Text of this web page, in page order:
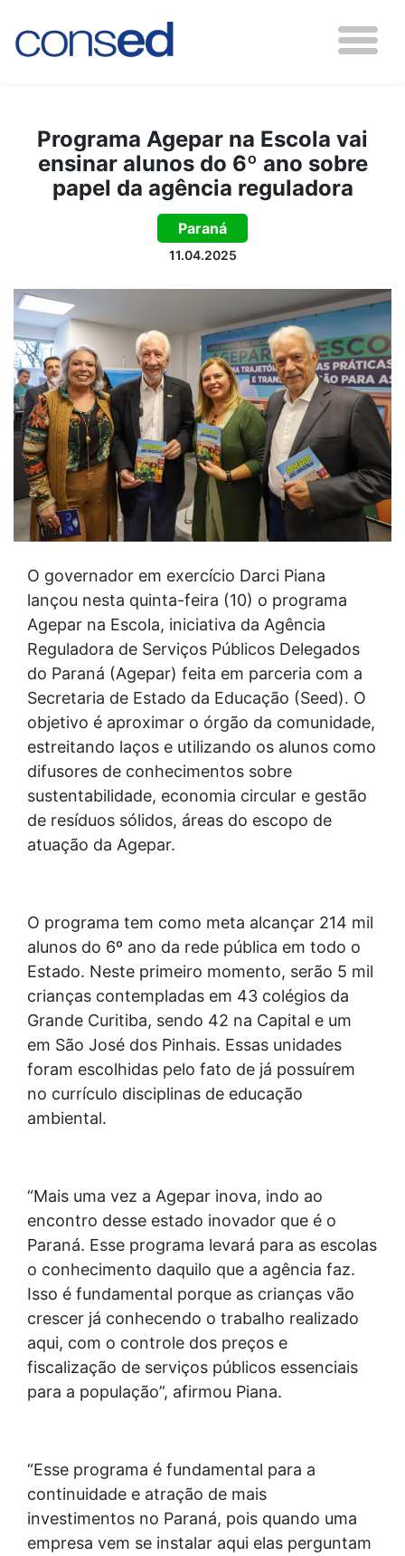
Programa Agepar na Escola vai
ensinar alunos do 6º ano sobre
papel da agência reguladora
Paraná
11.04.2025
O governador em exercício Darci Piana
lançou nesta quinta-feira (10) o programa
Agepar na Escola, iniciativa da Agência
Reguladora de Serviços Públicos Delegados
do Paraná (Agepar) feita em parceria com a
Secretaria de Estado da Educação (Seed). O
objetivo é aproximar o órgão da comunidade,
estreitando laços e utilizando os alunos como
difusores de conhecimentos sobre
sustentabilidade, economia circular e gestão
de resíduos sólidos, áreas do escopo de
atuação da Agepar.
O programa tem como meta alcançar 214 mil
alunos do 6º ano da rede pública em todo o
Estado. Neste primeiro momento, serão 5 mil
crianças contempladas em 43 colégios da
Grande Curitiba, sendo 42 na Capital e um
em São José dos Pinhais. Essas unidades
foram escolhidas pelo fato de já possuírem
no currículo disciplinas de educação
ambiental.
“Mais uma vez a Agepar inova, indo ao
encontro desse estado inovador que é o
Paraná. Esse programa levará para as escolas
o conhecimento daquilo que a agência faz.
Isso é fundamental porque as crianças vão
crescer já conhecendo o trabalho realizado
aqui, com o controle dos preços e
fiscalização de serviços públicos essenciais
para a população”, afirmou Piana.
“Esse programa é fundamental para a
continuidade e atração de mais
investimentos no Paraná, pois quando uma
empresa vem se instalar aqui elas perguntam